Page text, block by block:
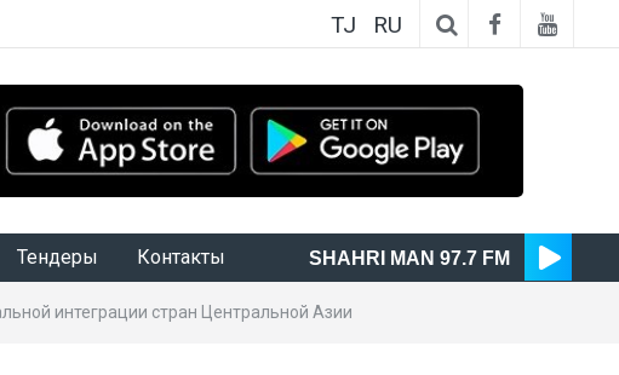
TJ RU
Тендеры Контакты SHAHRI MAN 97.7 FM
интеграции стран Центральной Азии